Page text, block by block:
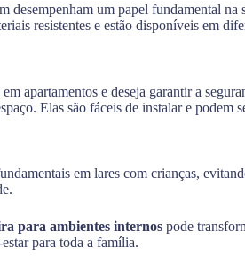
desempenham um papel fundamental
resistentes e estão disponíveis em
apartamentos e deseja garantir a
Elas são fáceis de instalar e podem
em lares com crianças,
para ambientes internos pode
para toda a família.